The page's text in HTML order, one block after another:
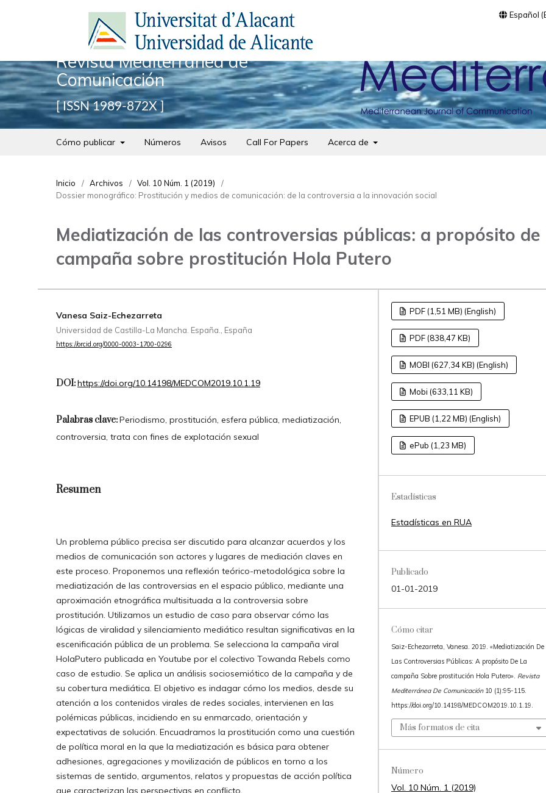
Revista Mediterránea de
Comunicación
ISSN 1989-872X
Cómo publicar Números Avisos Call For Papers Acerca de
Español
Inicio / Archivos / Vol. 10 Núm. 1 (2019)
/
Dossier monográfico: Prostitución y medios de comunicación: de la controversia a la innovación social
Mediatización de las controversias públicas: a propósito de
campaña sobre prostitución Hola Putero
Vanesa Saiz-Echezarreta
Universidad de Castilla-La Mancha. España., España
https://orcid.org/0000-0003-1700-0296
DOI:https://doi.org/10.14198/MEDCOM2019.10.1.19
Palabras clave:Periodismo, prostitución, esfera pública, mediatización,
controversia, trata con fines de explotación sexual
Resumen
Un problema público precisa ser discutido para alcanzar acuerdos y los
medios de comunicación son actores y lugares de mediación claves en
este proceso. Proponemos una reflexión teórico-metodológica sobre la
mediatización de las controversias en el espacio público, mediante una
aproximación etnográfica multisituada a la controversia sobre
prostitución. Utilizamos un estudio de caso para observar cómo las
lógicas de viralidad y silenciamiento mediático resultan significativas en la
escenificación pública de un problema. Se selecciona la campaña viral
HolaPutero publicada en Youtube por el colectivo Towanda Rebels como
caso de estudio. Se aplica un análisis sociosemiótico de la campaña y de
su cobertura mediática. El objetivo es indagar cómo los medios, desde su
atención a los contenidos virales de redes sociales, intervienen en las
polémicas públicas, incidiendo en su enmarcado, orientación y
expectativas de solución. Encuadramos la prostitución como una cuestión
de política moral en la que la mediatización es básica para obtener
adhesiones, agregaciones y movilización de públicos en torno a los
sistemas de sentido, argumentos, relatos y propuestas de acción política
que caracterizan las perspectivas en conflicto.
PDF (1,51 MB) (English)
PDF (838,47 KB)
MOBI (627,34 KB) (English)
Mobi (633,11 KB)
EPUB (1,22 MB) (English)
ePub (1,23 MB)
Estadísticas
Estadísticas en RUA
Publicado
01-01-2019
Cómo citar
Saiz-Echezarreta, Vanesa. 2019. «Mediatización De
Las Controversias Públicas: A propósito De La
campaña Sobre prostitución Hola Putero». Revista
Mediterránea De Comunicación10 (1):95-115.
https://doi.org/10.14198/MEDCOM2019.10.1.19.
Más formatos de cita
Número
Vol. 10 Núm. 1 (2019)